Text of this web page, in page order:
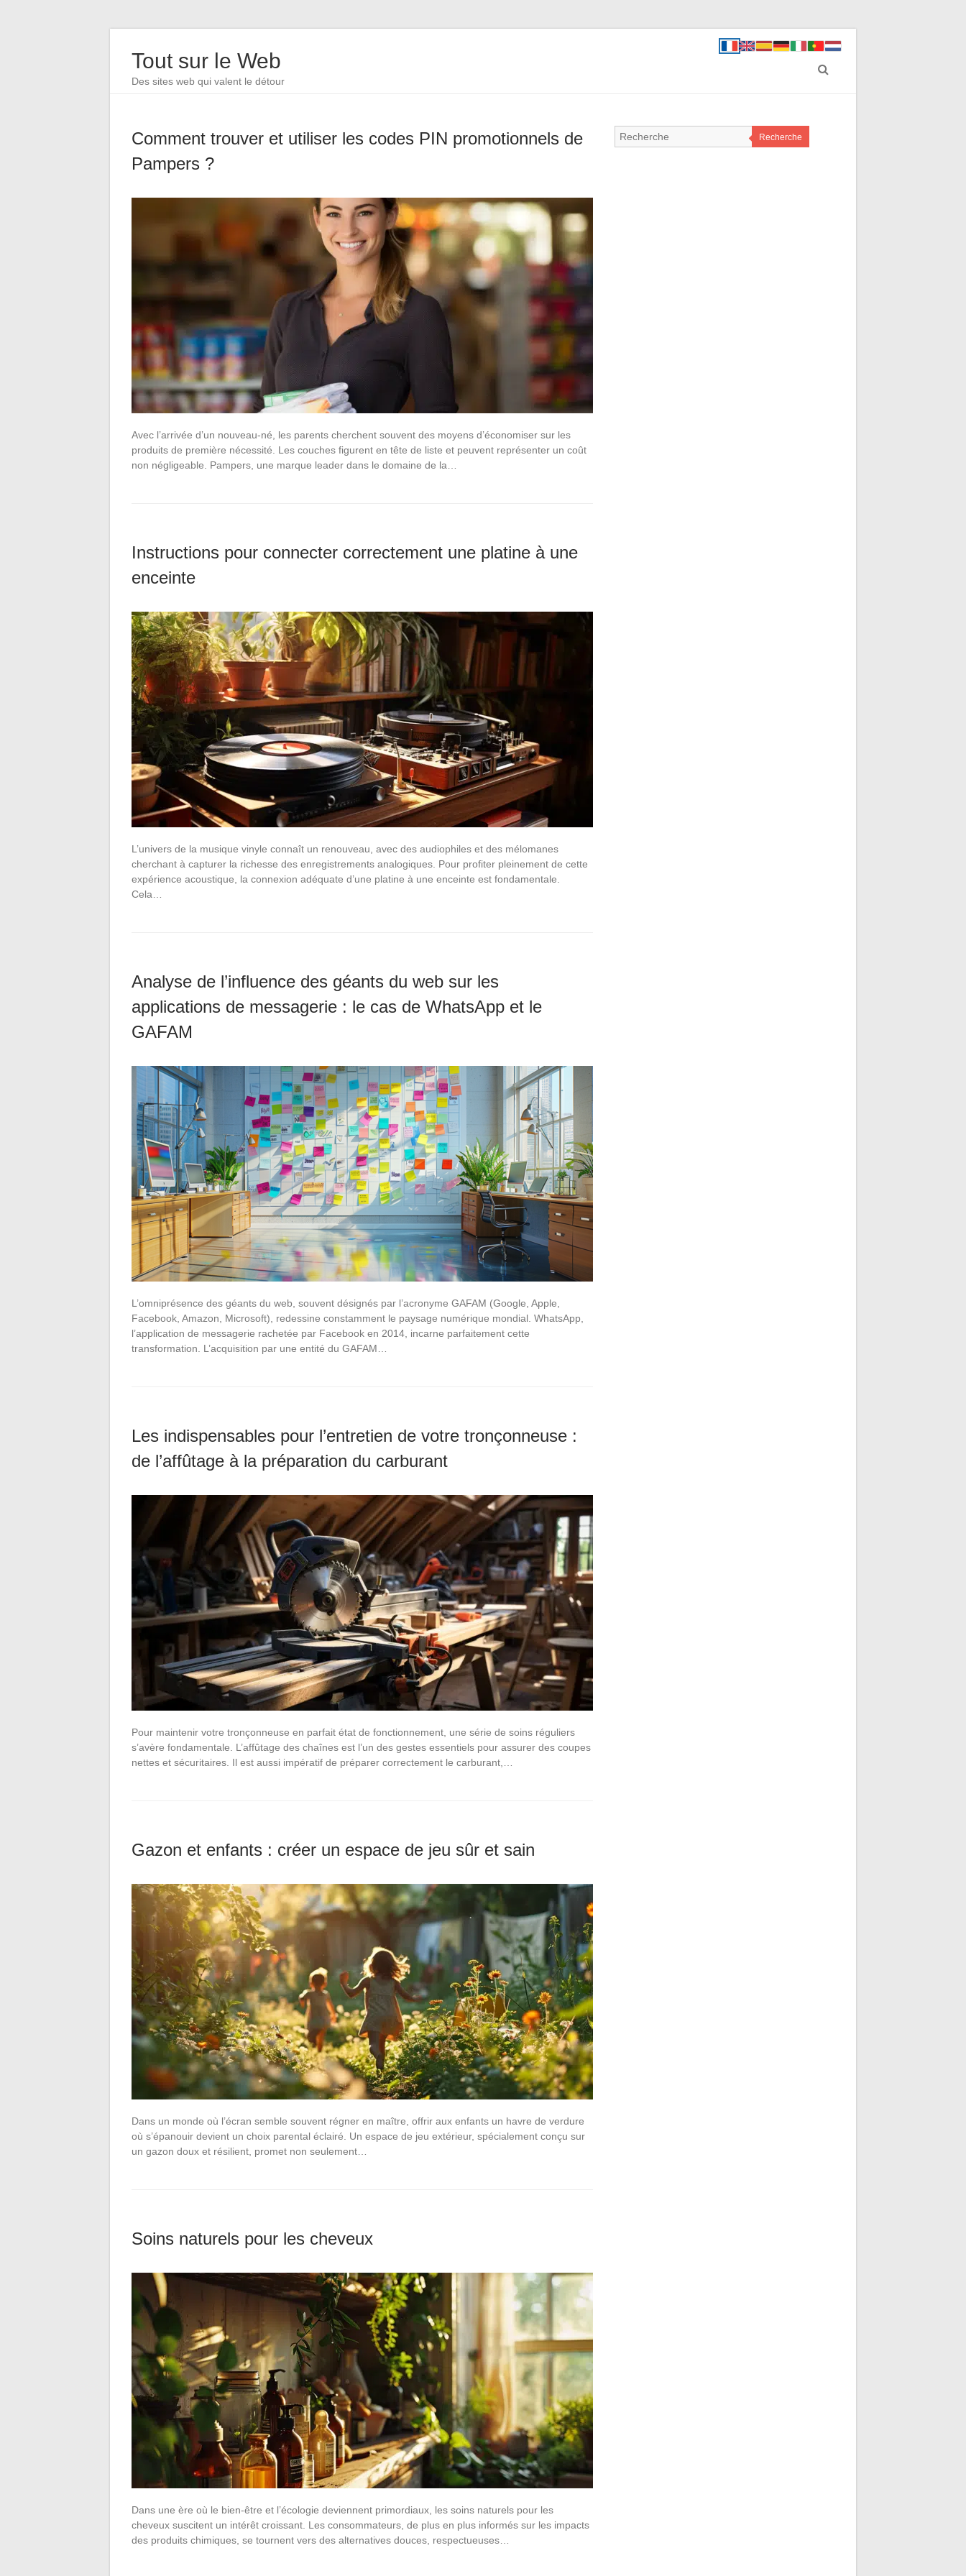
Tout sur le Web
Des sites web qui valent le détour
Comment trouver et utiliser les codes PIN promotionnels de
Pampers ?
Avec l’arrivée d’un nouveau-né, les parents cherchent souvent des moyens d’économiser sur les
produits de première nécessité. Les couches figurent en tête de liste et peuvent représenter un coût
non négligeable. Pampers, une marque leader dans le domaine de la…
Instructions pour connecter correctement une platine à une
enceinte
L’univers de la musique vinyle connaît un renouveau, avec des audiophiles et des mélomanes
cherchant à capturer la richesse des enregistrements analogiques. Pour profiter pleinement de cette
expérience acoustique, la connexion adéquate d’une platine à une enceinte est fondamentale.
Cela…
Analyse de l’influence des géants du web sur les
applications de messagerie : le cas de WhatsApp et le
GAFAM
L’omniprésence des géants du web, souvent désignés par l’acronyme GAFAM (Google, Apple,
Facebook, Amazon, Microsoft), redessine constamment le paysage numérique mondial. WhatsApp,
l’application de messagerie rachetée par Facebook en 2014, incarne parfaitement cette
transformation. L’acquisition par une entité du GAFAM…
Les indispensables pour l’entretien de votre tronçonneuse :
de l’affûtage à la préparation du carburant
Pour maintenir votre tronçonneuse en parfait état de fonctionnement, une série de soins réguliers
s’avère fondamentale. L’affûtage des chaînes est l’un des gestes essentiels pour assurer des coupes
nettes et sécuritaires. Il est aussi impératif de préparer correctement le carburant,…
Gazon et enfants : créer un espace de jeu sûr et sain
Dans un monde où l’écran semble souvent régner en maître, offrir aux enfants un havre de verdure
où s’épanouir devient un choix parental éclairé. Un espace de jeu extérieur, spécialement conçu sur
un gazon doux et résilient, promet non seulement…
Soins naturels pour les cheveux
Dans une ère où le bien-être et l’écologie deviennent primordiaux, les soins naturels pour les
cheveux suscitent un intérêt croissant. Les consommateurs, de plus en plus informés sur les impacts
des produits chimiques, se tournent vers des alternatives douces, respectueuses…
Recherche